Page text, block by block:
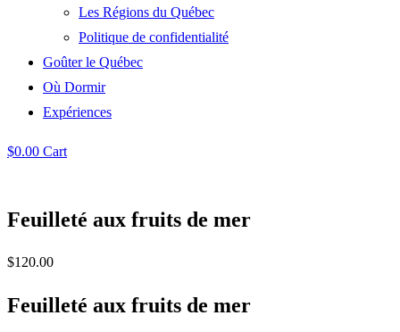
Les Régions du Québec
Politique de confidentialité
Goûter le Québec
Où Dormir
Expériences
$0.00 Cart
Feuilleté aux fruits de mer
$120.00
Feuilleté aux fruits de mer